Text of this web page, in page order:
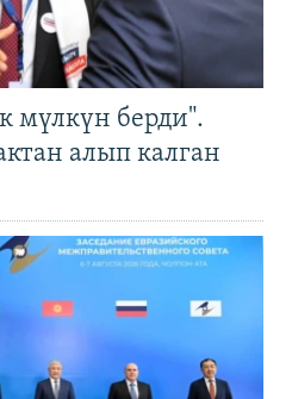
мүлкүн берди".
алып калган